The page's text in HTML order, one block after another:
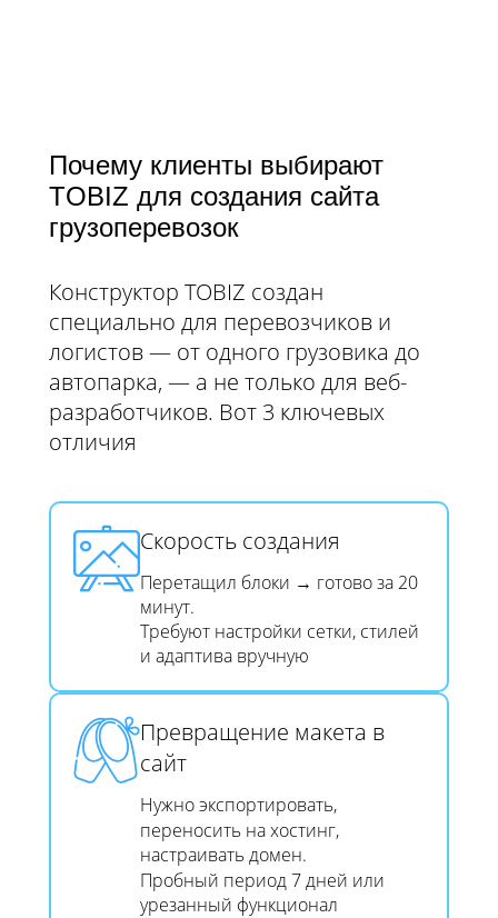
Почему клиенты выбирают
TOBIZ для создания сайта
грузоперевозок
Конструктор TOBIZ создан
специально для перевозчиков и
логистов — от одного грузовика до
автопарка, — а не только для веб-
разработчиков. Вот 3 ключевых
отличия
Скорость создания​​​​​​​
Перетащил блоки → готово за 20
минут.
Требуют настройки сетки, стилей
и адаптива вручную
Превращение макета в
сайт​​​​​​​
Нужно экспортировать,
переносить на хостинг,
настраивать домен.
Пробный период 7 дней или
урезанный функционал